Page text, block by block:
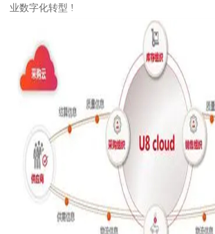
业数字化转型 !